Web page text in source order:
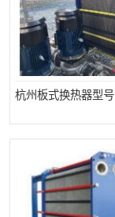
杭州板式换热器型号